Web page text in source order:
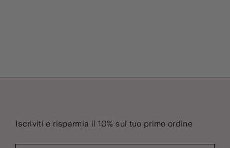
Iscriviti e risparmia il 10% sul tuo primo ordine